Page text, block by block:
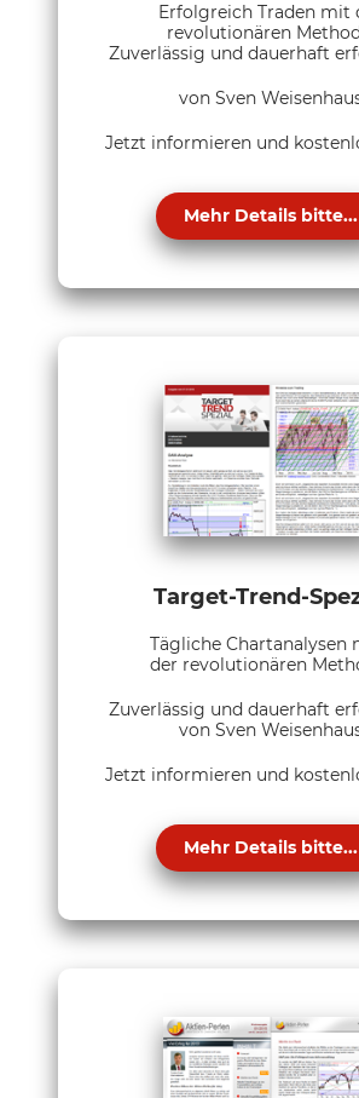
Erfolgreich Traden mit
revolutionären
Zuverlässig und dauerhaft
von Sven
Jetzt informieren und
Mehr Details bitte...
Target-Trend-
Tägliche Chartanalysen
der revolutionären
Zuverlässig und dauerhaft
von Sven
Jetzt informieren und
Mehr Details bitte...